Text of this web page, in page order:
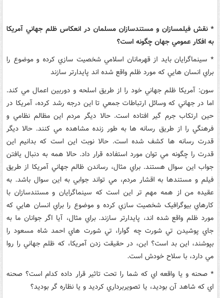
* نقش فيلمسازان و مستندسازان مسلمان در انعکاس ظلم جهاني آمريکا
به افکار عمومي جهان چگونه است؟
* سينماگرايان بايد از قهرمانان اسلامي شخصيت سازي کرده و موضوع را
براي انسان هايي که مورد ظلم واقع شده اند پايدارتر سازند
سون: آمريکا ظلم جهاني خود را از طريق اسلحه و دوربين اعمال مي کند.
اما در جهاني که وسائل ارتباطات جمعي تا اين درجه رشد کرده، آمريکا در
حين ارتکاب جرم گير افتاده است. حالا ديگر مردم اين مظالم نظامي و
فرهنگي را از طريق رسانه ها به طور زنده مشاهده مي کنند. حالا ديگر
قدرت رسانه ها کشف شده است. حالا نوبت اين است که بدانيم اين
قدرت را چگونه مي توان مورد استفاده قرار داد. حالا همه به دنبال يافتن
جواب اين سوال هستند. براي مثال، رساندن ظالم جهاني آمريکا از طريق
فيلم و مستندها به اقشار مردم، مي تواند جوابي به اين سوال باشد. به
عقيده من از همه مهم تر اين است که سينماگرايان و مستندسازان با
کارهاي بيوگرافيک شخصيت سازي کرده و موضوع را براي انسان هايي که
مورد ظلم واقع شده اند، پايدارتر سازند. براي مثال، آيا اگر جوانان ما به
جاي پوشيدن تي شورت چه گوارا، تي شورت هاي احمد شاه مسعود را
بپوشند، اين بد است؟ اين، در حقيقت زدن آمريکا، که ظلم جهاني را روا
مي دارد، با سلاح خودش است.
* صحنه و يا واقعه اي که شما را تحت تاثير قرار داده کدام است؟ صحنه
اي که شاهد آن بوديد، يا تصويربرداري کرديد و يا نظاره گر بوديد؟